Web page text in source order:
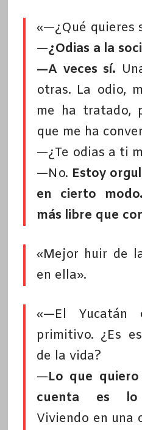
«—¿Qué quieres
—¿Odias a la
—A veces sí.
otras. La odio,
me ha tratado,
que me ha
—¿Te odias a ti
—No. Estoy
en cierto
más libre que
«Mejor huir de
en ella».
«—El Yucatán
primitivo. ¿Es
de la vida?
—Lo que
cuenta es lo
Viviendo en una